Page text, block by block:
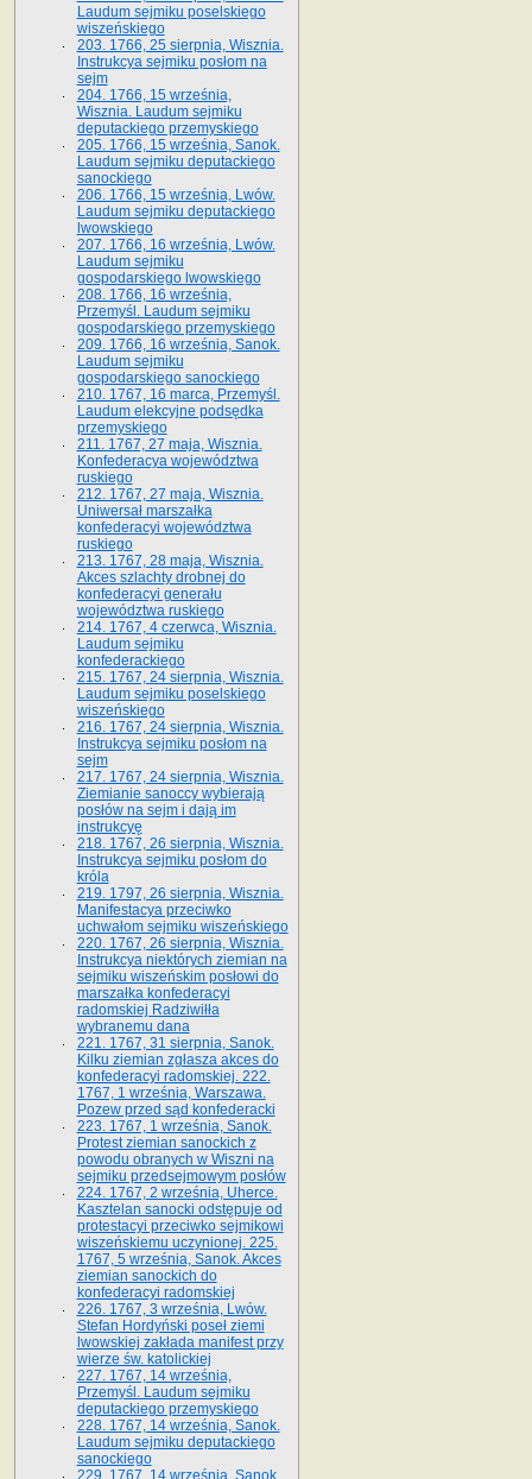
Laudum sejmiku poselskiego
wiszeńskiego
203. 1766, 25 sierpnia, Wisznia.
Instrukcya sejmiku posłom na
sejm
204. 1766, 15 września,
Wisznia. Laudum sejmiku
deputackiego przemyskiego
205. 1766, 15 września, Sanok.
Laudum sejmiku deputackiego
sanockiego
206. 1766, 15 września, Lwów.
Laudum sejmiku deputackiego
lwowskiego
207. 1766, 16 września, Lwów.
Laudum sejmiku
gospodarskiego lwowskiego
208. 1766, 16 września,
Przemyśl. Laudum sejmiku
gospodarskiego przemyskiego
209. 1766, 16 września, Sanok.
Laudum sejmiku
gospodarskiego sanockiego
210. 1767, 16 marca, Przemyśl.
Laudum elekcyjne podsędka
przemyskiego
211. 1767, 27 maja, Wisznia.
Konfederacya województwa
ruskiego
212. 1767, 27 maja, Wisznia.
Uniwersał marszałka
konfederacyi województwa
ruskiego
213. 1767, 28 maja, Wisznia.
Akces szlachty drobnej do
konfederacyi generału
województwa ruskiego
214. 1767, 4 czerwca, Wisznia.
Laudum sejmiku
konfederackiego
215. 1767, 24 sierpnia, Wisznia.
Laudum sejmiku poselskiego
wiszeńskiego
216. 1767, 24 sierpnia, Wisznia.
Instrukcya sejmiku posłom na
sejm
217. 1767, 24 sierpnia, Wisznia.
Ziemianie sanoccy wybierają
posłów na sejm i dają im
instrukcyę
218. 1767, 26 sierpnia, Wisznia.
Instrukcya sejmiku posłom do
króla
219. 1797, 26 sierpnia, Wisznia.
Manifestacya przeciwko
uchwałom sejmiku wiszeńskiego
220. 1767, 26 sierpnia, Wisznia.
Instrukcya niektórych ziemian na
sejmiku wiszeńskim posłowi do
marszałka konfe­deracyi
radomskiej Radziwiłła
wybranemu dana
221. 1767, 31 sierpnia, Sanok.
Kilku ziemian zgłasza akces do
konfederacyi radomskiej. 222.
1767, 1 września, Warszawa.
Pozew przed sąd konfederacki
223. 1767, 1 września, Sanok.
Protest ziemian sanockich z
powodu obranych w Wiszni na
sejmiku przedsejmo­wym posłów
224. 1767, 2 września, Uherce.
Kasztelan sanocki odstępuje od
protestacyi przeciwko sejmikowi
wiszeńskiemu uczynionej. 225.
1767, 5 września, Sanok. Akces
ziemian sanockich do
konfederacyi radomskiej
226. 1767, 3 września, Lwów.
Stefan Hordyński poseł ziemi
lwowskiej zakłada manifest przy
wierze św. ka­tolickiej
227. 1767, 14 września,
Przemyśl. Laudum sejmiku
deputackiego przemyskiego
228. 1767, 14 września, Sanok.
Laudum sejmiku deputackiego
sanockiego
229. 1767, 14 września, Sanok.